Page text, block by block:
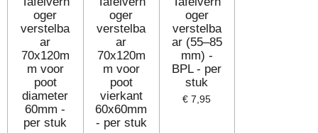
oger
verstelba
ar
70x120m
m voor
poot
diameter
60mm -
per stuk
oger
verstelba
ar
70x120m
m voor
poot
vierkant
60x60mm
- per stuk
oger
verstelba
ar (55–85
mm) -
BPL - per
stuk
€ 7,95